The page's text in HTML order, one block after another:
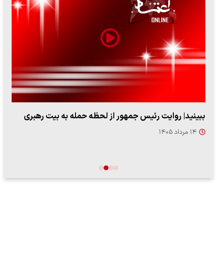
ببینید| روایت رئیس جمهور از لحظه حمله به بیت رهبری
۱۴ مرداد ۱۴۰۵